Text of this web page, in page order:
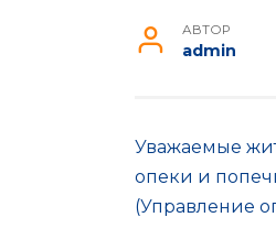
АВТОР
admin
Уважаемые
опеки и
(Управление